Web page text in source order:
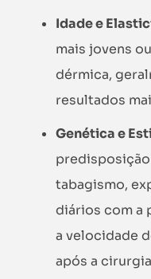
Idade e
mais jovens
dérmica,
resultados
Genética e
tabagismo,
diários com a
a velocidade
após a